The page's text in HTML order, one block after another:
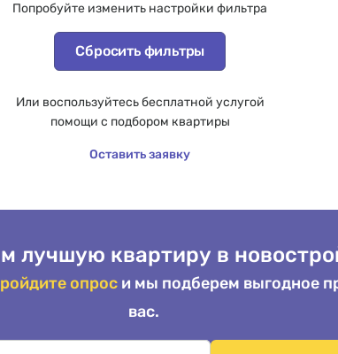
Попробуйте изменить настройки фильтра
Сбросить фильтры
Или воспользуйтесь бесплатной услугой
помощи с подбором квартиры
Оставить заявку
лучшую квартиру в
опрос и мы подберем выгодное
вас.